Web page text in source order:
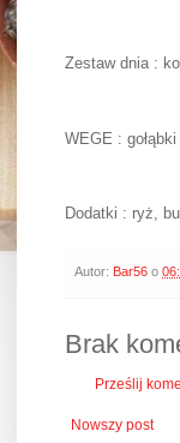
Zestaw dnia :
WEGE :
Dodatki : ryż,
Autor: Bar56 o
Brak
Prześlij
Nowszy post